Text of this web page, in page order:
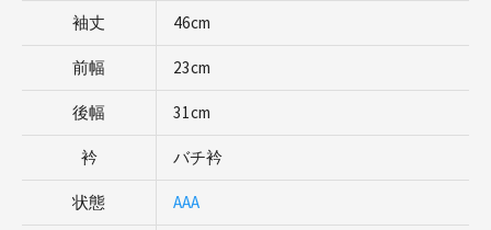
袖丈 46cm
前幅 23cm
後幅 31cm
衿 バチ衿
状態 AAA